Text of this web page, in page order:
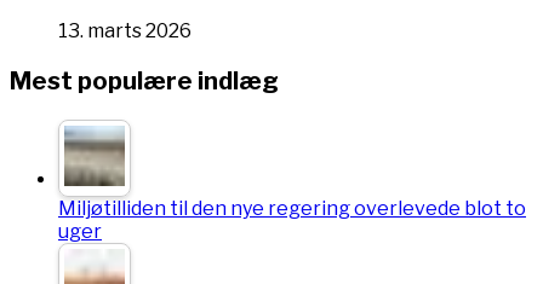
13. marts 2026
Mest populære indlæg
Miljøtilliden til den nye regering overlevede blot to
uger